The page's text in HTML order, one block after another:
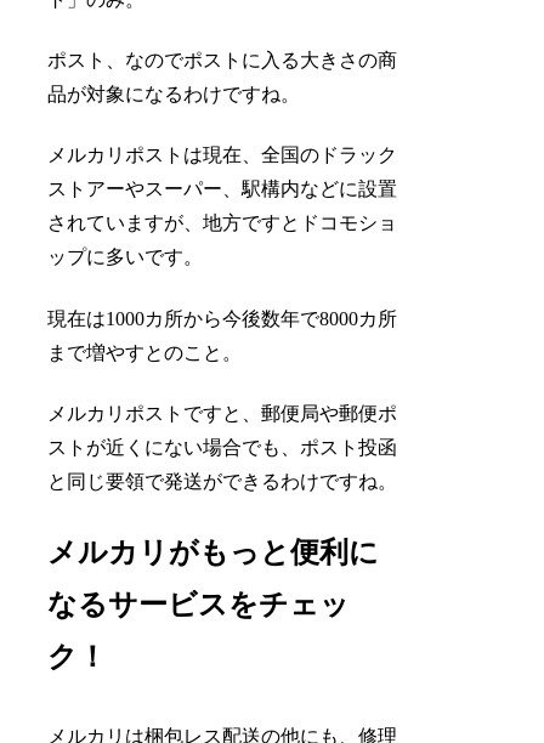
ポスト、なのでポストに入る大きさの商
品が対象になるわけですね。
メルカリポストは現在、全国のドラック
ストアーやスーパー、駅構内などに設置
されていますが、地方ですとドコモショ
ップに多いです。
現在は1000カ所から今後数年で8000カ所
まで増やすとのこと。
メルカリポストですと、郵便局や郵便ポ
ストが近くにない場合でも、ポスト投函
と同じ要領で発送ができるわけですね。
メルカリがもっと便利に
なるサービスをチェッ
ク！
メルカリは梱包レス配送の他にも、修理